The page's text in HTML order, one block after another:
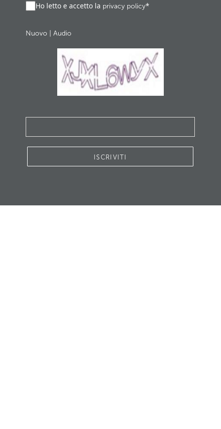
Ho letto e accetto la privacy policy*
Nuovo |Audio
ISCRIVITI